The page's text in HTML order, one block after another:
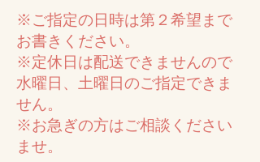
※ご指定の日時は第２希望まで
お書きください。
※定休日は配送できませんので
水曜日、土曜日のご指定できま
せん。
※お急ぎの方はご相談ください
ませ。